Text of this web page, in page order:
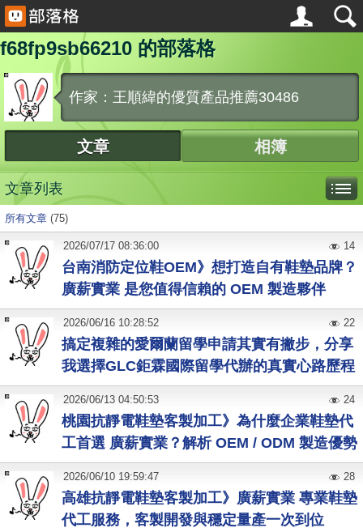
f68fp9sb66210 的部落格
作家：王順緯的優質產品推薦30486
文章 相簿
文章列表
所有文章 (75)
台南消防定位鞋OEM》想打造自有鞋墊品牌？
廣薪實業 是您值得信賴的 OEM 製造夥伴
2026/07/17 08:36:00 14
搞定複雜的愛爾蘭留學申請其實有撇步，分享
我選擇GLC鉅霖國際留學代辦的真實心路歷程
2026/06/16 10:28:52 22
桃園抗靜電鞋墊客製加工》為什麼企業鞋墊代
工首選 廣薪實業？解析 OEM / ODM 製造優勢
2026/06/13 04:50:53 24
高雄抗靜電鞋墊客製加工》廣薪實業 專業鞋墊
代工服務，客製開發與穩定量產一次到位
2026/06/10 19:59:47 28